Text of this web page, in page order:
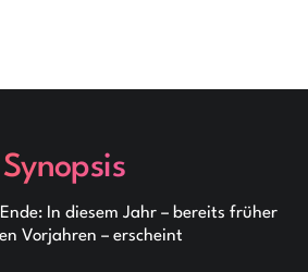
Synopsis
In diesem Jahr – bereits früher
Vorjahren – erscheint